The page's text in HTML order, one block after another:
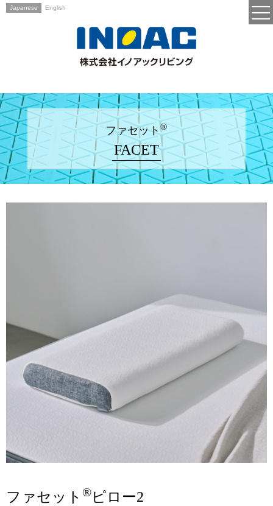
Japanese English
ファセット®
FACET
ファセット ®ピロー2